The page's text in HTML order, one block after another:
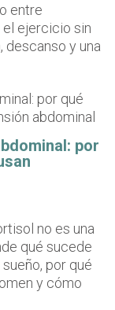
entre
el ejercicio sin
descanso y una
por
no es una
qué sucede
por qué
y cómo